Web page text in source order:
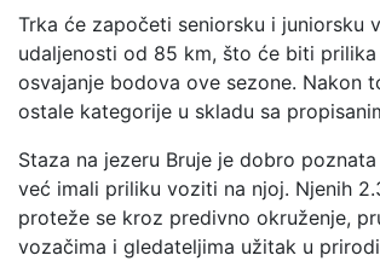
Trka će započeti seniorsku i juniorsku
udaljenosti od 85 km, što će biti
osvajanje bodova ove sezone. Nakon
ostale kategorije u skladu sa
Staza na jezeru Bruje je dobro
već imali priliku voziti na njoj. Njenih
proteže se kroz predivno okruženje,
vozačima i gledateljima užitak u